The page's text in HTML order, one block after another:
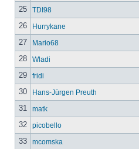
25 TDI98
26 Hurrykane
27 Mario68
28 Wladi
29 fridi
30 Hans-Jürgen Preuth
31 matk
32 picobello
33 mcomska